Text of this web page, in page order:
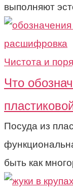
выполняют
Чистота и
Что
Посуда из
быть как